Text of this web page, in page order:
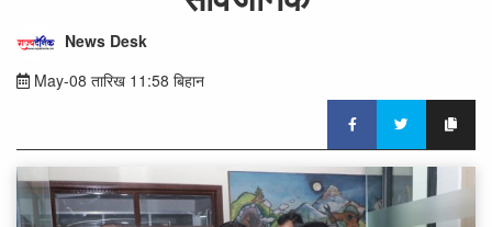
News Desk
May-08 तारिख 11:58 बिहान